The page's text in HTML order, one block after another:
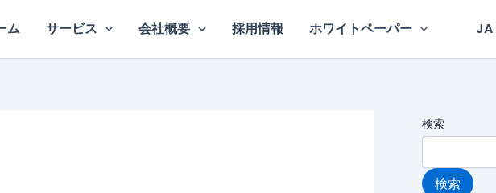
ム サービス 会社概要 採用情報 ホワイトペーパー JA
検索
検索